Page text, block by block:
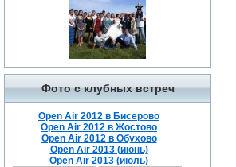
Фото с клубных встреч
Open Air 2012 в Бисерово
Open Air 2012 в Жостово
Open Air 2012 в Обухово
Open Air 2013 (июнь)
Open Air 2013 (июль)